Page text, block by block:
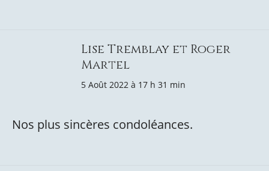
Lise Tremblay et Roger
Martel
5 Août 2022 à 17 h 31 min
Nos plus sincères condoléances.